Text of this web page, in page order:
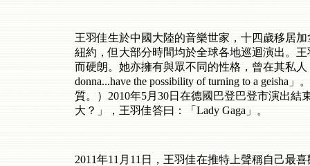
王羽佳生於中國大陸的音樂世家，十四歲移居
紐約，但大部分時間均於全球各地巡迴演出。
而硬朗。她亦擁有與眾不同的性格，曾在其私人
donna...have the possibility of turning to a geisha 」
質。） 2010年5月 30日在德國巴登巴登市演出結
大？」，王羽佳答曰：「 Lady Gaga 」。
2011年11 月 11 日，王羽佳在推特上聲稱自己最